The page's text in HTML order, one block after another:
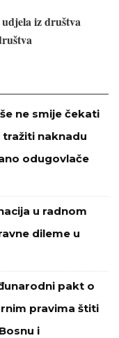
iz društva
ne smije čekati
naknadu
odugovlače
u radnom
dileme u
pakt o
pravima štiti
i